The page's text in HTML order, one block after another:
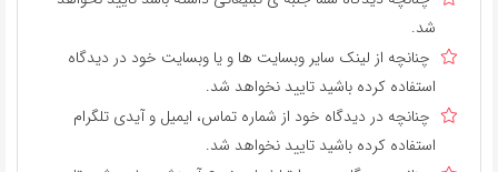
شد.
چنانچه از لینک سایر وبسایت ها و یا وبسایت خود در دیدگاه
استفاده کرده باشید تایید نخواهد شد.
چنانچه در دیدگاه خود از شماره تماس، ایمیل و آیدی تلگرام
استفاده کرده باشید تایید نخواهد شد.